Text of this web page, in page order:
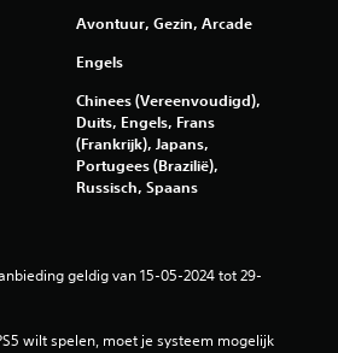
r
e
t
3
Avontuur, Gezin, Arcade
Engels
Chinees (Vereenvoudigd),
Duits, Engels, Frans
(Frankrijk), Japans,
Portugees (Brazilië),
Russisch, Spaans
geldig van 15-05-2024 tot 29-
wilt spelen, moet je systeem mogelijk